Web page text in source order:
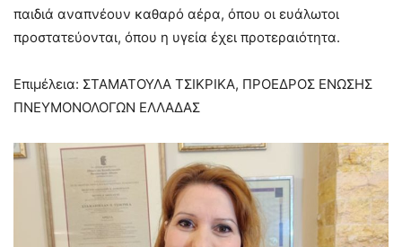
παιδιά αναπνέουν καθαρό αέρα, όπου οι ευάλωτοι
προστατεύονται, όπου η υγεία έχει προτεραιότητα.
Επιμέλεια: ΣΤΑΜΑΤΟΥΛΑ ΤΣΙΚΡΙΚΑ, ΠΡΟΕΔΡΟΣ ΕΝΩΣΗΣ
ΠΝΕΥΜΟΝΟΛΟΓΩΝ ΕΛΛΑΔΑΣ